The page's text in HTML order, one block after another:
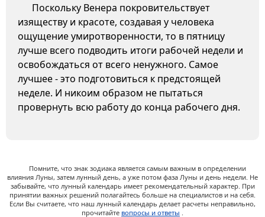
Поскольку Венера покровительствует
изяществу и красоте, создавая у человека
ощущение умиротворенности, то в пятницу
лучше всего подводить итоги рабочей недели и
освобождаться от всего ненужного. Самое
лучшее - это подготовиться к предстоящей
неделе. И никоим образом не пытаться
провернуть всю работу до конца рабочего дня.
Помните, что знак зодиака является самым важным в определении
влияния Луны, затем лунный день, а уже потом фаза Луны и день недели. Не
забывайте, что лунный календарь имеет рекомендательный характер. При
принятии важных решений полагайтесь больше на специалистов и на себя.
Если Вы считаете, что наш лунный календарь делает расчеты неправильно,
прочитайте вопросы и ответы .